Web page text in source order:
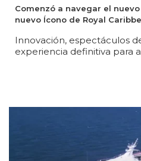
Comenzó a navegar el
nuevo Ícono de Royal
Innovación, espectáculos
experiencia definitiva para